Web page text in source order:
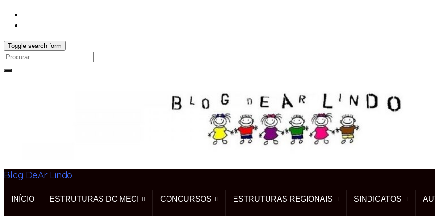
Toggle search form
Search
Blog DeAr Lindo
INÍCIO ESTRUTURAS DO MECI CONCURSOS ESTRUTURAS REGIONAIS SINDICATOS